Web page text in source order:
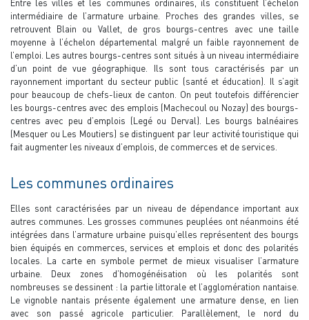
Entre les villes et les communes ordinaires, ils constituent l’échelon
intermédiaire de l’armature urbaine. Proches des grandes villes, se
retrouvent Blain ou Vallet, de gros bourgs-centres avec une taille
moyenne à l’échelon départemental malgré un faible rayonnement de
l’emploi. Les autres bourgs-centres sont situés à un niveau intermédiaire
d’un point de vue géographique. Ils sont tous caractérisés par un
rayonnement important du secteur public (santé et éducation). Il s’agit
pour beaucoup de chefs-lieux de canton. On peut toutefois différencier
les bourgs-centres avec des emplois (Machecoul ou Nozay) des bourgs-
centres avec peu d’emplois (Legé ou Derval). Les bourgs balnéaires
(Mesquer ou Les Moutiers) se distinguent par leur activité touristique qui
fait augmenter les niveaux d’emplois, de commerces et de services.
Les communes ordinaires
Elles sont caractérisées par un niveau de dépendance important aux
autres communes. Les grosses communes peuplées ont néanmoins été
intégrées dans l’armature urbaine puisqu’elles représentent des bourgs
bien équipés en commerces, services et emplois et donc des polarités
locales. La carte en symbole permet de mieux visualiser l’armature
urbaine. Deux zones d’homogénéisation où les polarités sont
nombreuses se dessinent : la partie littorale et l’agglomération nantaise.
Le vignoble nantais présente également une armature dense, en lien
avec son passé agricole particulier. Parallèlement, le nord du